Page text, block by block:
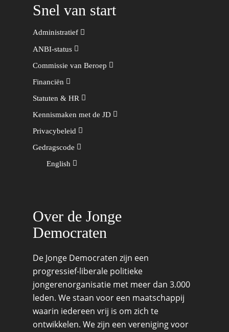
Snel van start
Administratief
ANBI-status
Commissie van Beroep
Financiën
Statuten & HR
Kennismaken met de JD
Privacybeleid
Gedragscode
English
Over de Jonge
Democraten
De Jonge Democraten zijn een
progressief-liberale politieke
jongerenorganisatie met meer dan 3.000
leden. We staan voor een maatschappij
waarin iedereen vrij is om zich te
ontwikkelen. We zijn een vereniging voor